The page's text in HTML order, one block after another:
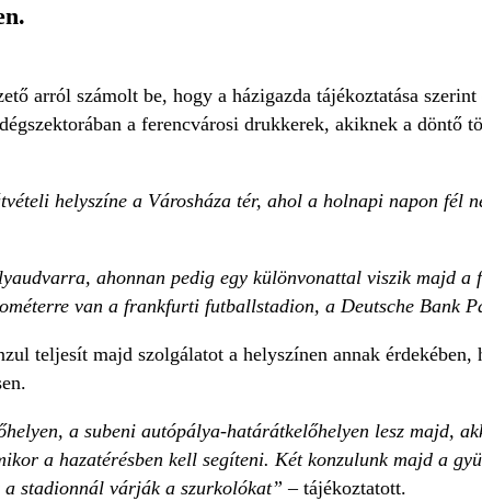
arról számolt be, hogy a házigazda tájékoztatása szerint
a ferencvárosi drukkerek, akiknek a döntő
helyszíne a Városháza tér, ahol a holnapi napon fél
ahonnan pedig egy különvonattal viszik majd a
van a frankfurti futballstadion, a Deutsche Bank
teljesít majd szolgálatot a helyszínen annak érdekében,
a subeni autópálya-határátkelőhelyen lesz majd,
a hazatérésben kell segíteni. Két konzulunk majd a
a stadionnál várják a szurkolókat”– tájékoztatott.